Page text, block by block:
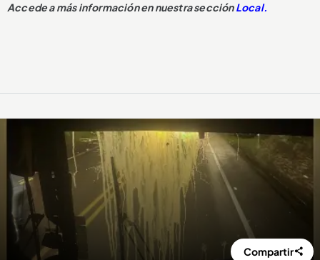
Accede a más información en nuestra secciónLocal.
Compartir